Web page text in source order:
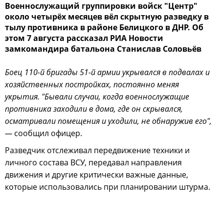
Военнослужащий группировки войск "Центр"
около четырёх месяцев вёл скрытную разведку в
тылу противника в районе Белицкого в ДНР. Об
этом 7 августа рассказал РИА Новости
замкомандира батальона Станислав Соловьёв
Боец 110-й бригады 51-й армии укрывался в подвалах и
хозяйственных постройках, постоянно меняя
укрытия. "Бывали случаи, когда военнослужащие
противника заходили в дома, где он скрывался,
осматривали помещения и уходили, не обнаружив его",
— сообщил офицер.
Разведчик отслеживал передвижение техники и
личного состава ВСУ, передавал направления
движения и другие критически важные данные,
которые использовались при планировании штурма.